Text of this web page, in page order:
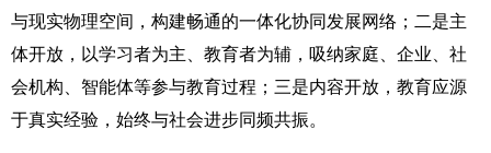
与现实物理空间，构建畅通的一体化协同发展网络；二是主
体开放，以学习者为主、教育者为辅，吸纳家庭、企业、社
会机构、智能体等参与教育过程；三是内容开放，教育应源
于真实经验，始终与社会进步同频共振。